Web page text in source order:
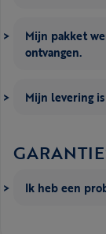
Mijn pakket
ontvangen.
Mijn levering
Ik heb een